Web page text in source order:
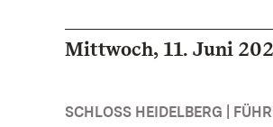
Mittwoch, 11. Juni
SCHLOSS HEIDELBERG |